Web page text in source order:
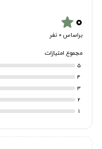
۰star
براساس 0 نفر
مجموع امتیازات
5
4
3
2
1